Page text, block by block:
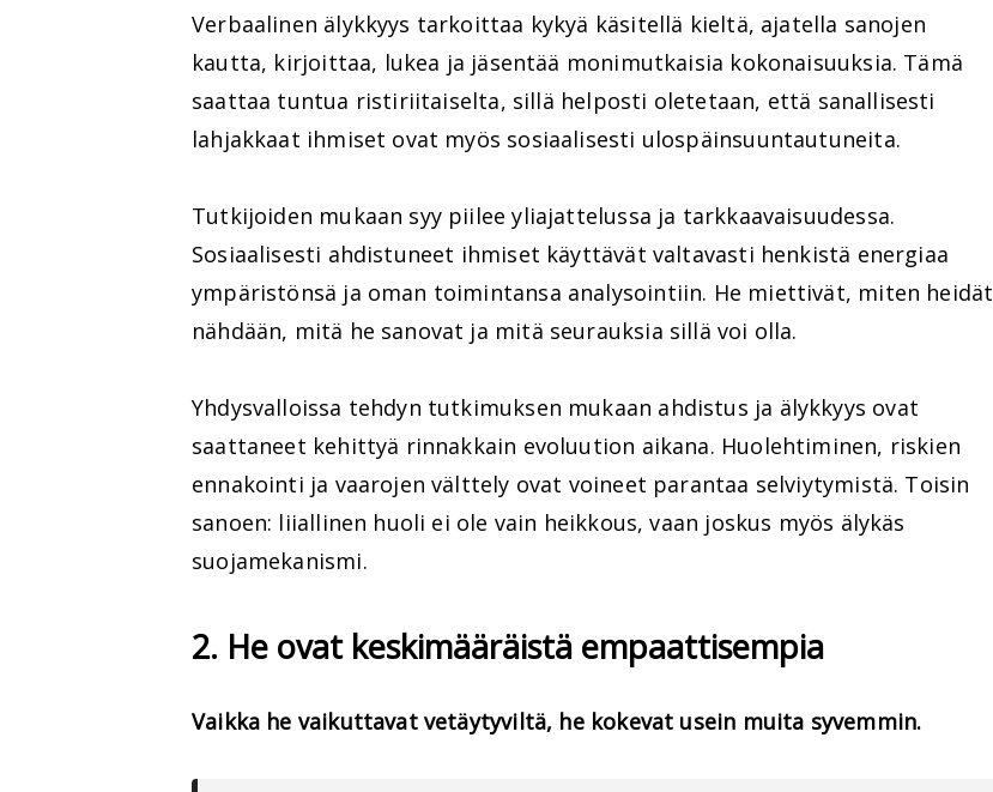
Verbaalinen älykkyys tarkoittaa kykyä käsitellä kieltä, ajatella sanojen
kautta, kirjoittaa, lukea ja jäsentää monimutkaisia kokonaisuuksia. Tämä
saattaa tuntua ristiriitaiselta, sillä helposti oletetaan, että sanallisesti
lahjakkaat ihmiset ovat myös sosiaalisesti ulospäinsuuntautuneita.
Tutkijoiden mukaan syy piilee yliajattelussa ja tarkkaavaisuudessa.
Sosiaalisesti ahdistuneet ihmiset käyttävät valtavasti henkistä energiaa
ympäristönsä ja oman toimintansa analysointiin. He miettivät, miten heidät
nähdään, mitä he sanovat ja mitä seurauksia sillä voi olla.
Yhdysvalloissa tehdyn tutkimuksen mukaan ahdistus ja älykkyys ovat
saattaneet kehittyä rinnakkain evoluution aikana. Huolehtiminen, riskien
ennakointi ja vaarojen välttely ovat voineet parantaa selviytymistä. Toisin
sanoen: liiallinen huoli ei ole vain heikkous, vaan joskus myös älykäs
suojamekanismi.
2. He ovat keskimääräistä empaattisempia
Vaikka he vaikuttavat vetäytyviltä, he kokevat usein muita syvemmin.